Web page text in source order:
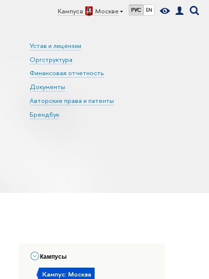
Кампус в Москве РУС EN
Устав и лицензии
Оргструктура
Финансовая отчетность
Документы
Авторские права и патенты
Брендбук
Кампусы
Кампус: Москва